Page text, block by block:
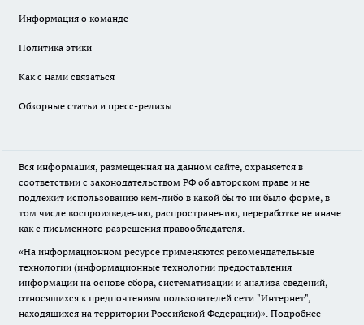
Информация о команде
Политика этики
Как с нами связаться
Обзорные статьи и пресс-релизы
Вся информация, размещенная на данном сайте, охраняется в
соответствии с законодательством РФ об авторском праве и не
подлежит использованию кем-либо в какой бы то ни было форме, в
том числе воспроизведению, распространению, переработке не иначе
как с письменного разрешения правообладателя.
«На информационном ресурсе применяются рекомендательные
технологии (информационные технологии предоставления
информации на основе сбора, систематизации и анализа сведений,
относящихся к предпочтениям пользователей сети "Интернет",
находящихся на территории Российской Федерации)». Подробнее